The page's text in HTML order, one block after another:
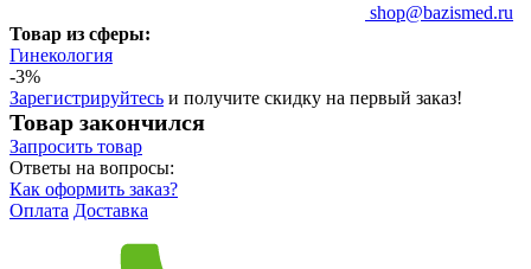
shop@bazismed.ru
Товар из сферы:
Гинекология
-3%
Зарегистрируйтесь и получите скидку на первый заказ!
Товар закончился
Запросить товар
Ответы на вопросы:
Как оформить заказ?
Оплата Доставка